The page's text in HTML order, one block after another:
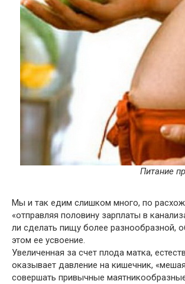
Питание
Мы и так едим слишком много, по
«отправляя половину зарплаты в
ли сделать пищу более разнообразной,
этом ее усвоение.
Увеличенная за счет плода матка,
оказывает давление на кишечник,
совершать привычные